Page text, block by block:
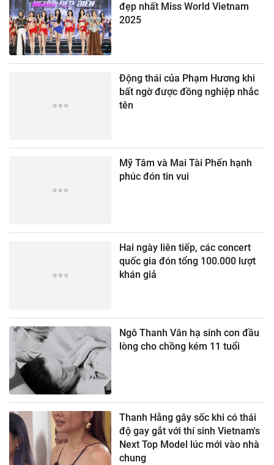
đẹp nhất Miss World Vietnam
2025
Động thái của Phạm Hương khi
bất ngờ được đồng nghiệp nhắc
tên
Mỹ Tâm và Mai Tài Phến hạnh
phúc đón tin vui
Hai ngày liên tiếp, các concert
quốc gia đón tổng 100.000 lượt
khán giả
Ngô Thanh Vân hạ sinh con đầu
lòng cho chồng kém 11 tuổi
Thanh Hằng gây sốc khi có thái
độ gay gắt với thí sinh Vietnam's
Next Top Model lúc mới vào nhà
chung